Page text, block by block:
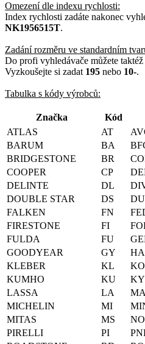
Omezení dle indexu rychlosti:
Index rychlosti zadáte nakonec
NK1956515T.
Zadání rozměru ve standardním
Do profi vyhledávače můžete
Vyzkoušejte si zadat 195 nebo 10-.
Tabulka s kódy výrobců:
Značka Kód
ATLAS
AT
BARUM
BA
BRIDGESTONE
BR
COOPER
CP
DELINTE
DL
DOUBLE STAR
DS
FALKEN
FN
FIRESTONE
FI
FULDA
FU
GOODYEAR
GY
KLEBER
KL
KUMHO
KU
LASSA
LA
MICHELIN
MI
MITAS
MS
PIRELLI
PI